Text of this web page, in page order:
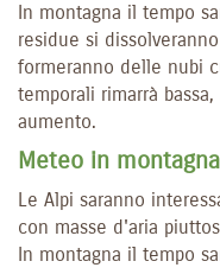
In montagna il tempo
residue si
formeranno delle nubi
temporali rimarrà
aumento.
Meteo in
Le Alpi saranno
con masse d'aria
In montagna il tempo